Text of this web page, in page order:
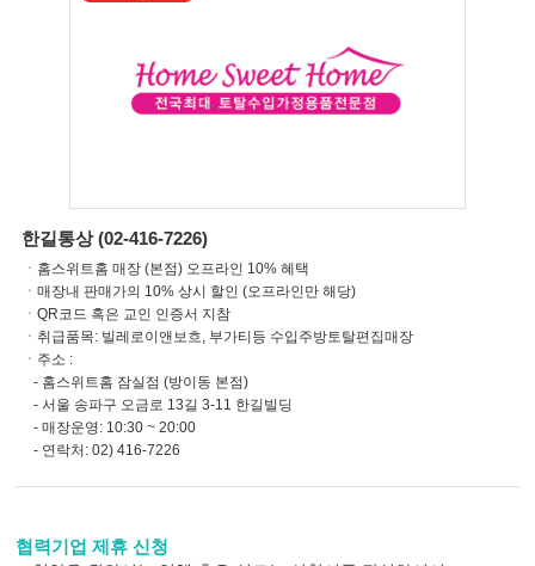
한길통상 (02-416-7226)
ㆍ홈스위트홈 매장 (본점) 오프라인 10% 혜택
ㆍ매장내 판매가의 10% 상시 할인 (오프라인만 해당)
ㆍQR코드 혹은 교인 인증서 지참
ㆍ취급품목: 빌레로이앤보흐, 부가티등 수입주방토탈편집매장
ㆍ주소 :
- 홈스위트홈 잠실점 (방이동 본점)
- 서울 송파구 오금로 13길 3-11 한길빌딩
- 매장운영: 10:30 ~ 20:00
- 연락처: 02) 416-7226
협력기업 제휴 신청